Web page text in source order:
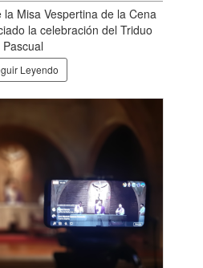
Misa Vespertina de la Cena
la celebración del Triduo
Pascual
Leyendo